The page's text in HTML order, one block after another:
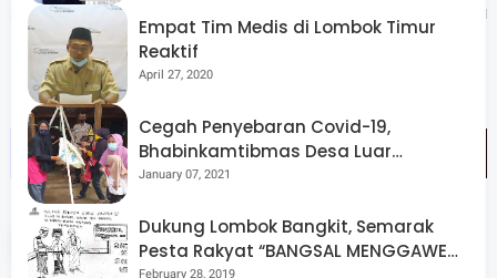
semuanya, perhatikan semua, karena kita NTB ini satu
kesatuan,” pungkasnya. (SV.01)
Tags Pilkada
Empat Tim Medis di Lombok Timur
Reaktif
April 27, 2020
Cegah Penyebaran Covid-19,
Bhabinkamtibmas Desa Luar
Pantau Kegiatan Posyandu
January 07, 2021
Dukung Lombok Bangkit, Semarak
Pesta Rakyat “BANGSAL MENGGAWE”
February 28, 2019